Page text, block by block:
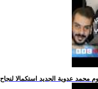
محمد عدوية الجديد استكمالا لنجاح